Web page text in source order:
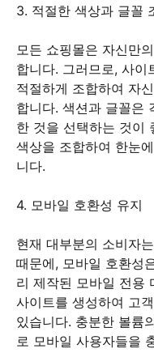
3. 적절한 색상과 글꼴
모든 쇼핑몰은 자신만
합니다. 그러므로, 사
적절하게 조합하여 자
합니다. 색션과 글꼴은
한 것을 선택하는 것이
색상을 조합하여 한눈
니다.
4. 모바일 호환성 유지
현재 대부분의 소비자
때문에, 모바일 호환성
리 제작된 모바일 전용
사이트를 생성하여 고
있습니다. 충분한 볼륨
로 모바일 사용자들을